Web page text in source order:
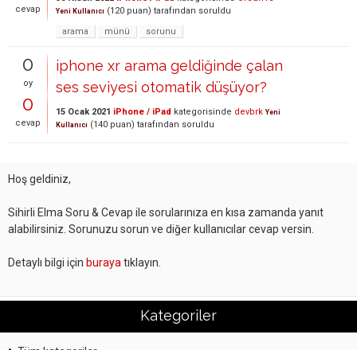
cevap Yeni Kullanıcı (120 puan) tarafından soruldu
arama
münü sorunu
0
oy
0
cevap
iphone xr arama geldiğinde çalan
ses seviyesi otomatik düşüyor?
15 Ocak 2021 iPhone / iPad kategorisinde devbrk Yeni
Kullanıcı (140 puan) tarafından soruldu
Hoş geldiniz,
Sihirli Elma Soru & Cevap ile sorularınıza en kısa zamanda yanıt
alabilirsiniz. Sorunuzu sorun ve diğer kullanıcılar cevap versin.
Detaylı bilgi için buraya tıklayın.
Kategoriler